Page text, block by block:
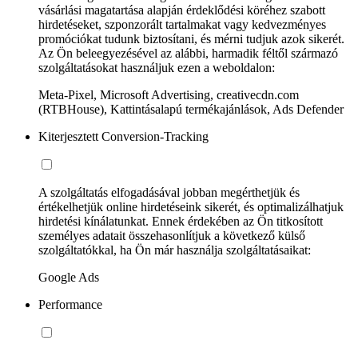
vásárlási magatartása alapján érdeklődési köréhez szabott
hirdetéseket, szponzorált tartalmakat vagy kedvezményes
promóciókat tudunk biztosítani, és mérni tudjuk azok sikerét.
Az Ön beleegyezésével az alábbi, harmadik féltől származó
szolgáltatásokat használjuk ezen a weboldalon:
Meta-Pixel, Microsoft Advertising, creativecdn.com
(RTBHouse), Kattintásalapú termékajánlások, Ads Defender
Kiterjesztett Conversion-Tracking
A szolgáltatás elfogadásával jobban megérthetjük és
értékelhetjük online hirdetéseink sikerét, és optimalizálhatjuk
hirdetési kínálatunkat. Ennek érdekében az Ön titkosított
személyes adatait összehasonlítjuk a következő külső
szolgáltatókkal, ha Ön már használja szolgáltatásaikat:
Google Ads
Performance